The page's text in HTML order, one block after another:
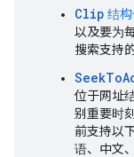
Clip 结
以及要为
搜索支持
位于网址
别重要时
前支持以
语、中文